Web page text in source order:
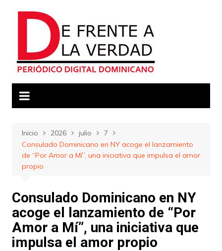
Inicio 2026 julio
7
Consulado Dominicano en NY acoge el lanzamiento
de “Por Amor a Mí”, una iniciativa que impulsa el amor
propio
Consulado Dominicano en NY
acoge el lanzamiento de “Por
Amor a Mí”, una iniciativa que
impulsa el amor propio